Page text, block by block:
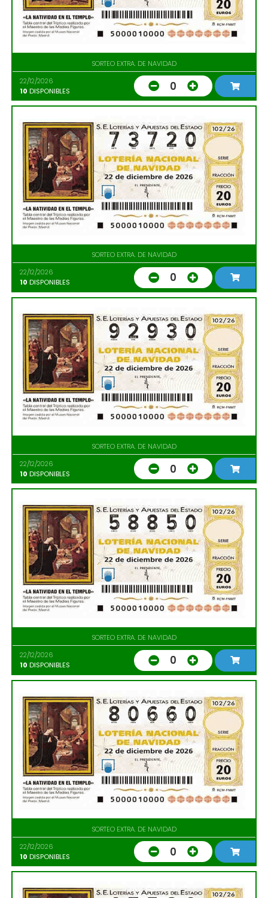
SORTEO EXTRA. DE NAVIDAD
22/12/2026
10 DISPONIBLES 0
SORTEO EXTRA. DE NAVIDAD
22/12/2026
10 DISPONIBLES 0
SORTEO EXTRA. DE NAVIDAD
22/12/2026
10 DISPONIBLES 0
SORTEO EXTRA. DE NAVIDAD
22/12/2026
10 DISPONIBLES 0
SORTEO EXTRA. DE NAVIDAD
22/12/2026
10 DISPONIBLES 0